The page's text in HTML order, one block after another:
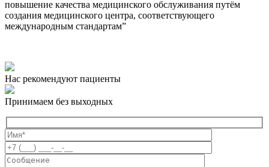
повышение качества медицинского обслуживания путём
создания медицинского центра, соответствующего
международным стандартам”
Нас рекомендуют пациенты
Принимаем без выходных